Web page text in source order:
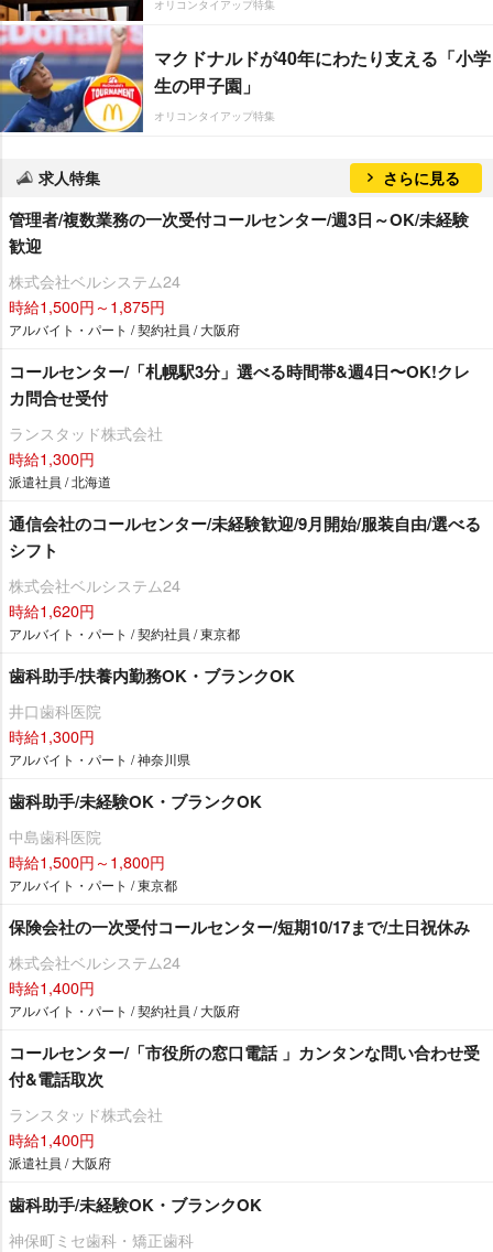
オリコンタイアップ特集
マクドナルドが40年にわたり支える「小学
生の甲子園」
オリコンタイアップ特集
求人特集 さらに見る
管理者/複数業務の一次受付コールセンター/週3日～OK/未経験
歓迎
株式会社ベルシステム24
時給1,500円～1,875円
アルバイト・パート / 契約社員 / 大阪府
コールセンター/「札幌駅3分」選べる時間帯&週4日〜OK!クレ
カ問合せ受付
ランスタッド株式会社
時給1,300円
派遣社員 / 北海道
通信会社のコールセンター/未経験歓迎/9月開始/服装自由/選べる
シフト
株式会社ベルシステム24
時給1,620円
アルバイト・パート / 契約社員 / 東京都
歯科助手/扶養内勤務OK・ブランクOK
井口歯科医院
時給1,300円
アルバイト・パート / 神奈川県
歯科助手/未経験OK・ブランクOK
中島歯科医院
時給1,500円～1,800円
アルバイト・パート / 東京都
保険会社の一次受付コールセンター/短期10/17まで/土日祝休み
株式会社ベルシステム24
時給1,400円
アルバイト・パート / 契約社員 / 大阪府
コールセンター/「市役所の窓口電話 」カンタンな問い合わせ受
付&電話取次
ランスタッド株式会社
時給1,400円
派遣社員 / 大阪府
歯科助手/未経験OK・ブランクOK
神保町ミセ歯科・矯正歯科